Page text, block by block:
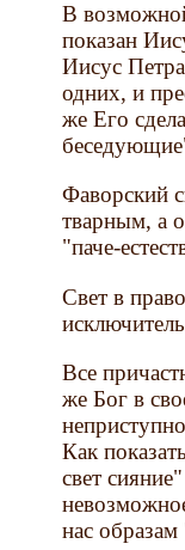
В
показан
Иисус
одних, и
же Его
Фаворский
тварным, а
"паче-
Свет в
Все
же Бог в
Как
свет
нас